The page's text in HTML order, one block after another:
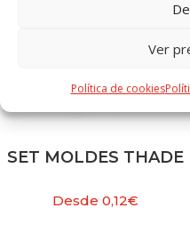
Ver
Política de cookies
SET MOLDES THADE
Desde0,12€